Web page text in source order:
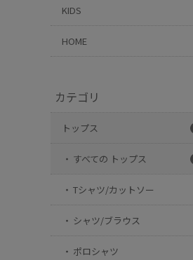
KIDS
HOME
カテゴリ
トップス
すべての トップス
Tシャツ/カットソー
シャツ/ブラウス
ポロシャツ